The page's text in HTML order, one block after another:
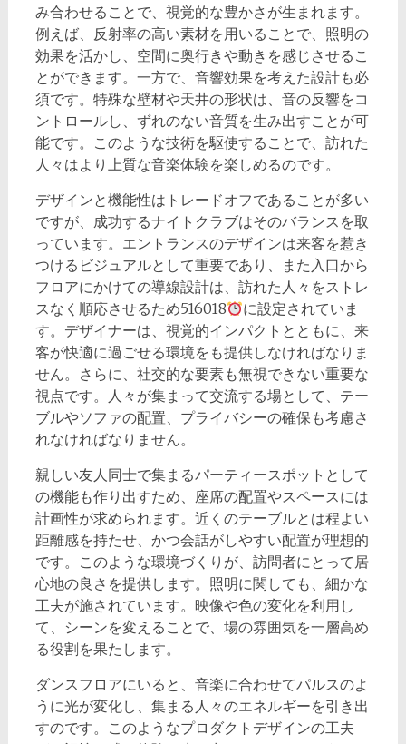
み合わせることで、視覚的な豊かさが生まれます。
例えば、反射率の高い素材を用いることで、照明の
効果を活かし、空間に奥行きや動きを感じさせるこ
とができます。一方で、音響効果を考えた設計も必
須です。特殊な壁材や天井の形状は、音の反響をコ
ントロールし、ずれのない音質を生み出すことが可
能です。このような技術を駆使することで、訪れた
人々はより上質な音楽体験を楽しめるのです。
デザインと機能性はトレードオフであることが多い
ですが、成功するナイトクラブはそのバランスを取
っています。エントランスのデザインは来客を惹き
つけるビジュアルとして重要であり、また入口から
フロアにかけての導線設計は、訪れた人々をストレ
スなく順応させるため516018
に設定されていま
す。デザイナーは、視覚的インパクトとともに、来
客が快適に過ごせる環境をも提供しなければなりま
せん。さらに、社交的な要素も無視できない重要な
視点です。人々が集まって交流する場として、テー
ブルやソファの配置、プライバシーの確保も考慮さ
れなければなりません。
親しい友人同士で集まるパーティースポットとして
の機能も作り出すため、座席の配置やスペースには
計画性が求められます。近くのテーブルとは程よい
距離感を持たせ、かつ会話がしやすい配置が理想的
です。このような環境づくりが、訪問者にとって居
心地の良さを提供します。照明に関しても、細かな
工夫が施されています。映像や色の変化を利用し
て、シーンを変えることで、場の雰囲気を一層高め
る役割を果たします。
ダンスフロアにいると、音楽に合わせてパルスのよ
うに光が変化し、集まる人々のエネルギーを引き出
すのです。このようなプロダクトデザインの工夫